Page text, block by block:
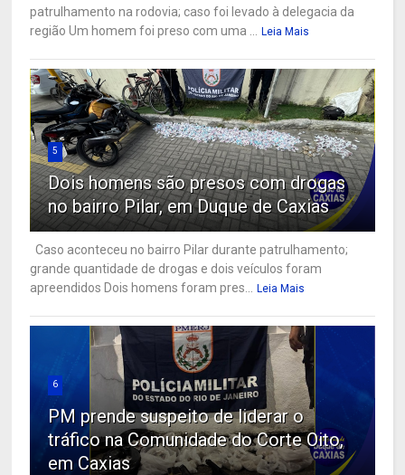
patrulhamento na rodovia; caso foi levado à delegacia da
região Um homem foi preso com uma ...
Leia Mais
5
Dois homens são presos com drogas
no bairro Pilar, em Duque de Caxias
Caso aconteceu no bairro Pilar durante patrulhamento;
grande quantidade de drogas e dois veículos foram
apreendidos Dois homens foram pres...
Leia Mais
6
PM prende suspeito de liderar o
tráfico na Comunidade do Corte Oito,
em Caxias